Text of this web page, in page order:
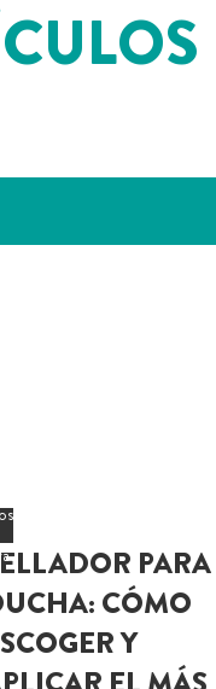
PARA
CÓMO
Y